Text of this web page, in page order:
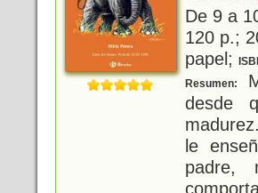
De 9 a
120 p.;
papel;
Resumen:
desde
le
padre,